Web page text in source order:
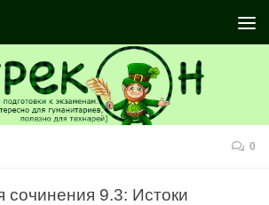
0
сочинения 9.3: Истоки